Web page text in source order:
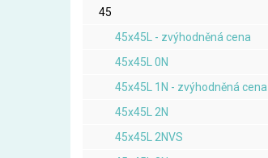
45
45x45L - zvýhodněná cena
45x45L 0N
45x45L 1N - zvýhodněná cena
45x45L 2N
45x45L 2NVS